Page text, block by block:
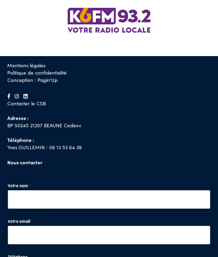
Mentions légales
Politique de confidentialité
Conception : Pagin'Up
Contacter le CSB
Adresse :
BP 50245 21207 BEAUNE Cedex<
Téléphone :
Yves GUILLEMIN : 06 13 53 64 39
Nous contacter
Votre nom *
Votre email*